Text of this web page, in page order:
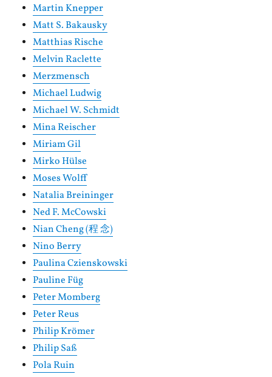
Martin Knepper
Matt S. Bakausky
Matthias Rische
Melvin Raclette
Merzmensch
Michael Ludwig
Michael W. Schmidt
Mina Reischer
Miriam Gil
Mirko Hülse
Moses Wolff
Natalia Breininger
Ned F. McCowski
Nian Cheng (程 念)
Nino Berry
Paulina Czienskowski
Pauline Füg
Peter Momberg
Peter Reus
Philip Krömer
Philip Saß
Pola Ruin